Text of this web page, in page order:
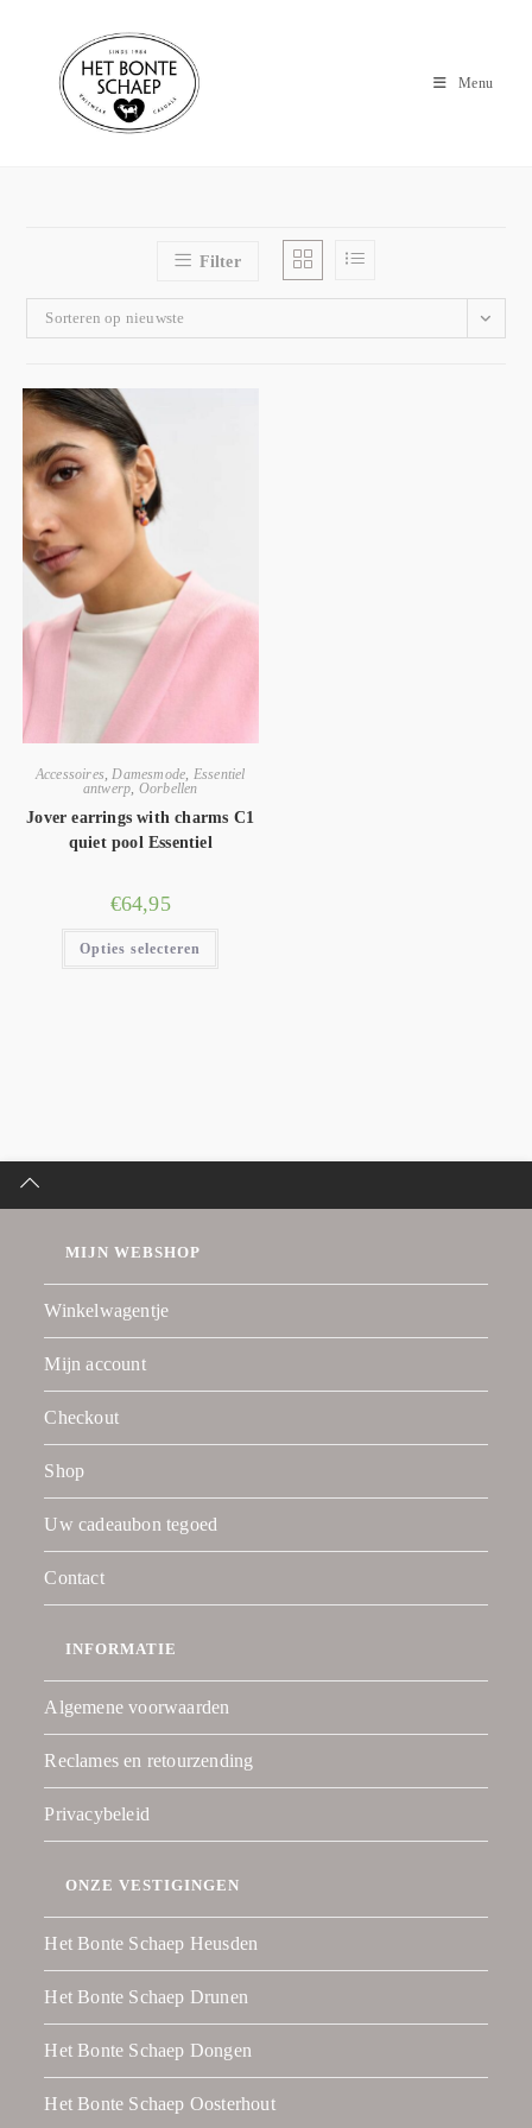
Menu
Filter
Sorteren op nieuwste
Accessoires Damesmode Essentiel
antwerp Oorbellen
Jover earrings with charms C1
quiet pool Essentiel
€64,95
Opties selecteren
MIJN WEBSHOP
Winkelwagentje
Mijn account
Checkout
Shop
Uw cadeaubon tegoed
Contact
INFORMATIE
Algemene voorwaarden
Reclames en retourzending
Privacybeleid
ONZE VESTIGINGEN
Het Bonte Schaep Heusden
Het Bonte Schaep Drunen
Het Bonte Schaep Dongen
Het Bonte Schaep Oosterhout